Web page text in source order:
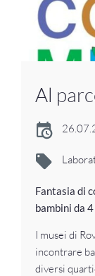
Al
Fantasia di
bambini da
I musei di
incontrare
diversi